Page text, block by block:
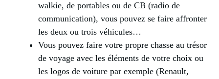
walkie, de portables ou de CB (radio de
communication), vous pouvez se faire affronter
les deux ou trois véhicules…
Vous pouvez faire votre propre chasse au trésor
de voyage avec les éléments de votre choix ou
les logos de voiture par exemple (Renault,